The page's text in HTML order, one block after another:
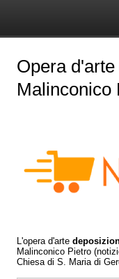
Opera d'arte
Malinconico
L'opera d'arte
Malinconico Pietro
Chiesa di S. Maria di